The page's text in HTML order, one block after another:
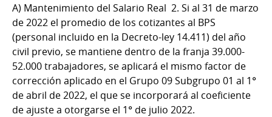
A) Mantenimiento del Salario Real 2. Si al 31 de marzo
de 2022 el promedio de los cotizantes al BPS
(personal incluido en la Decreto-ley 14.411) del año
civil previo, se mantiene dentro de la franja 39.000-
52.000 trabajadores, se aplicará el mismo factor de
corrección aplicado en el Grupo 09 Subgrupo 01 al 1°
de abril de 2022, el que se incorporará al coeficiente
de ajuste a otorgarse el 1° de julio 2022.